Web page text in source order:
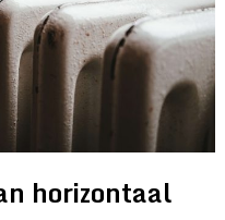
horizontaal